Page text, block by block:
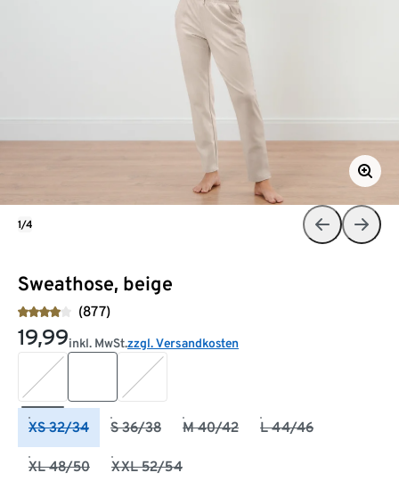
Sweathose, beige
(877)
19,99inkl. MwSt.zzgl. Versandkosten
XS 32/34 S 36/38 M 40/42 L 44/46
XL 48/50 XXL 52/54
1/4